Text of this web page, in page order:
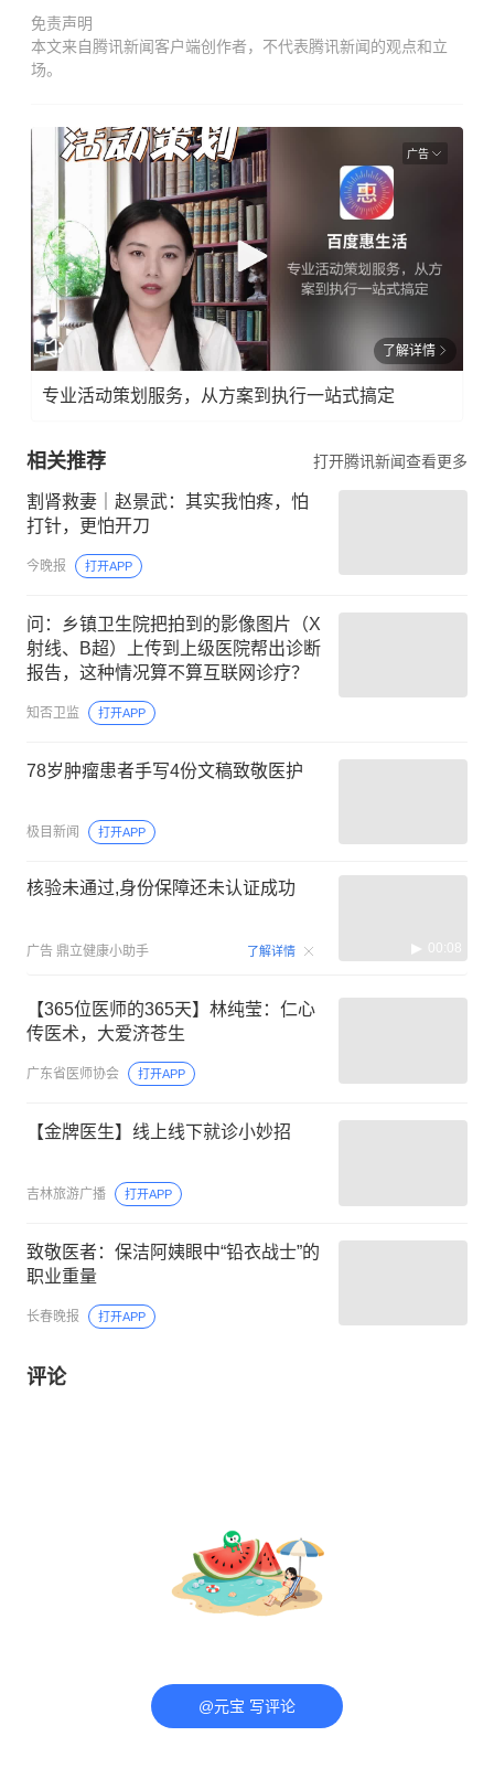
免责声明
本文来自腾讯新闻客户端创作者，不代表腾讯新闻的观点和立
场。
广告
了解详情
专业活动策划服务，从方案到执行一站式搞定
相关推荐 打开腾讯新闻查看更多
割肾救妻｜赵景武：其实我怕疼，怕
打针，更怕开刀
今晚报 打开APP
问：乡镇卫生院把拍到的影像图片（X
射线、B超）上传到上级医院帮出诊断
报告，这种情况算不算互联网诊疗？
知否卫监 打开APP
78岁肿瘤患者手写4份文稿致敬医护
极目新闻 打开APP
核验未通过,身份保障还未认证成功
广告 鼎立健康小助手 了解详情 00:08
【365位医师的365天】林纯莹：仁心
传医术，大爱济苍生
广东省医师协会 打开APP
【金牌医生】线上线下就诊小妙招
吉林旅游广播 打开APP
致敬医者：保洁阿姨眼中“铅衣战士”的
职业重量
长春晚报 打开APP
评论
@元宝 写评论